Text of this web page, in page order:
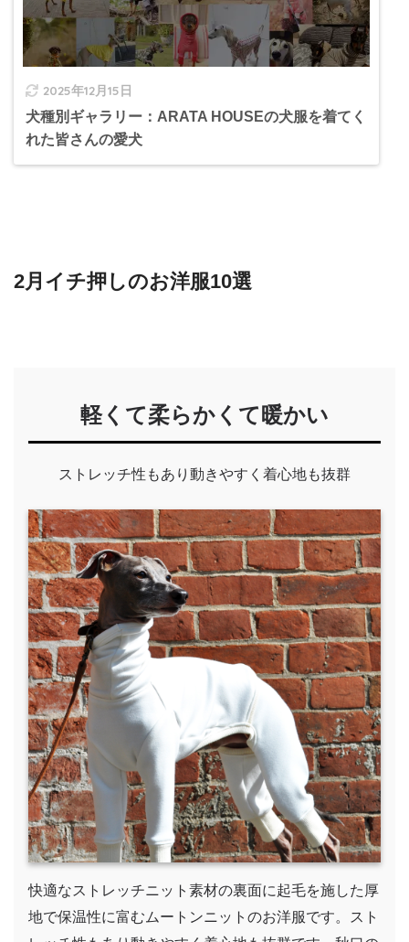
2025年12月15日
犬種別ギャラリー：ARATA HOUSEの犬服を着てく
れた皆さんの愛犬
2月イチ押しのお洋服10選
軽くて柔らかくて暖かい
ストレッチ性もあり動きやすく着心地も抜群
快適なストレッチニット素材の裏面に起毛を施した厚
地で保温性に富むムートンニットのお洋服です。スト